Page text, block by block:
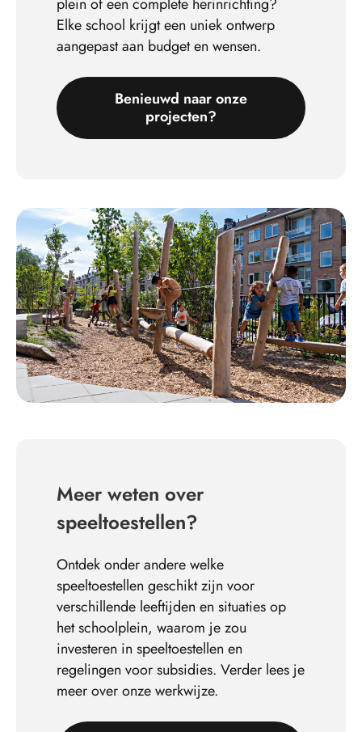
Elke school krijgt een uniek ontwerp
aangepast aan budget en wensen.
Benieuwd naar onze
projecten?
Meer weten over
speeltoestellen?
Ontdek onder andere welke
speeltoestellen geschikt zijn voor
verschillende leeftijden en situaties op
het schoolplein, waarom je zou
investeren in speeltoestellen en
regelingen voor subsidies. Verder lees je
meer over onze werkwijze.